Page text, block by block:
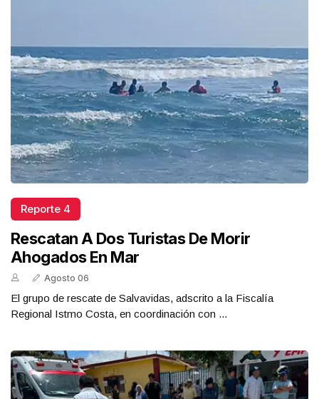
Reporte 4
Rescatan A Dos Turistas De Morir
Ahogados En Mar
Agosto 06
El grupo de rescate de Salvavidas, adscrito a la Fiscalía
Regional Istmo Costa, en coordinación con ...